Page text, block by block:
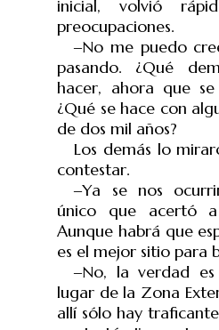
inicial, volvió
preocupaciones.
‒No me puedo
pasando. ¿Qué
hacer, ahora que
¿Qué se hace con
de dos mil años?
Los demás lo
contestar.
‒Ya se nos
único que acertó
Aunque habrá que
es el mejor sitio para
‒No, la verdad
lugar de la Zona
allí sólo hay